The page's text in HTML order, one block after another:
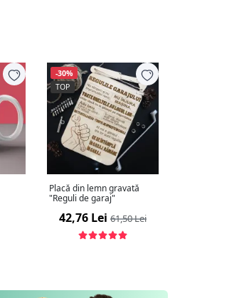
-30%
TOP
Placă din lemn gravată
"Reguli de garaj"
42,76 Lei 61,50 Lei